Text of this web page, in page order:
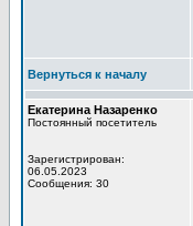
Вернуться к началу
Екатерина Назаренко
Постоянный посетитель
Зарегистрирован:
06.05.2023
Сообщения: 30